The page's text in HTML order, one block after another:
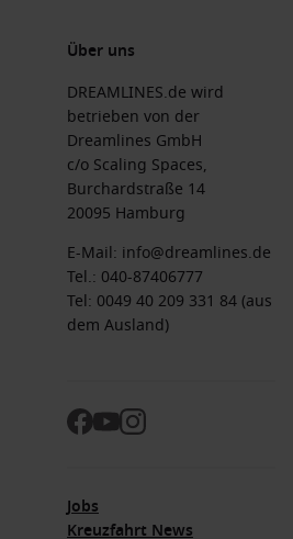
Über uns
DREAMLINES.de wird
betrieben von der
Dreamlines GmbH
c/o Scaling Spaces,
Burchardstraße 14
20095 Hamburg
E-Mail: info@dreamlines.de
Tel.: 040-87406777
Tel: 0049 40 209 331 84 (aus
dem Ausland)
Jobs
Kreuzfahrt News